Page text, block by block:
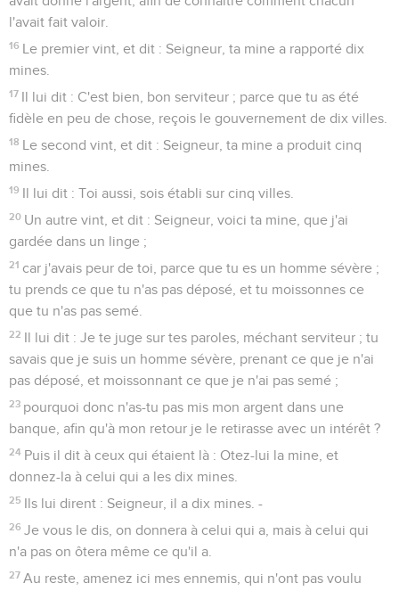
l'avait fait valoir.
16 Le premier vint, et dit : Seigneur, ta mine a rapporté dix
mines.
17 Il lui dit : C'est bien, bon serviteur ; parce que tu as été
fidèle en peu de chose, reçois le gouvernement de dix villes.
18 Le second vint, et dit : Seigneur, ta mine a produit cinq
mines.
19 Il lui dit : Toi aussi, sois établi sur cinq villes.
20 Un autre vint, et dit : Seigneur, voici ta mine, que j'ai
gardée dans un linge ;
21 car j'avais peur de toi, parce que tu es un homme sévère ;
tu prends ce que tu n'as pas déposé, et tu moissonnes ce
que tu n'as pas semé.
22 Il lui dit : Je te juge sur tes paroles, méchant serviteur ; tu
savais que je suis un homme sévère, prenant ce que je n'ai
pas déposé, et moissonnant ce que je n'ai pas semé ;
23 pourquoi donc n'as-tu pas mis mon argent dans une
banque, afin qu'à mon retour je le retirasse avec un intérêt ?
24 Puis il dit à ceux qui étaient là : Otez-lui la mine, et
donnez-la à celui qui a les dix mines.
25 Ils lui dirent : Seigneur, il a dix mines. -
26 Je vous le dis, on donnera à celui qui a, mais à celui qui
n'a pas on ôtera même ce qu'il a.
27 Au reste, amenez ici mes ennemis, qui n'ont pas voulu